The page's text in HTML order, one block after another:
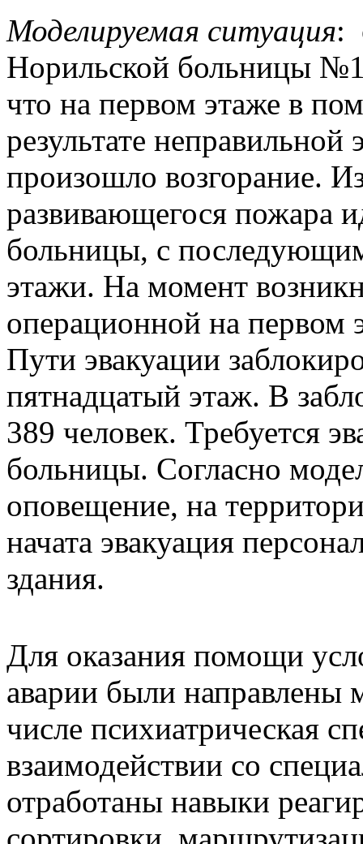
Моделируемая ситуация:
Норильской больницы
что на первом этаже в
результате
произошло возгорание.
развивающегося пожара
больницы, с
этажи. На момент
операционной на первом
Пути эвакуации
пятнадцатый этаж. В
389 человек. Требуется
больницы. Согласно
оповещение, на
начата эвакуация
здания.
Для оказания помощи
аварии были направлены
числе психиатрическая
взаимодействии со
отработаны навыки